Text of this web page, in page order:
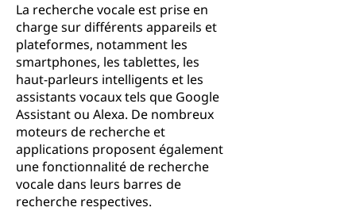
La recherche vocale est prise en
charge sur différents appareils et
plateformes, notamment les
smartphones, les tablettes, les
haut-parleurs intelligents et les
assistants vocaux tels que Google
Assistant ou Alexa. De nombreux
moteurs de recherche et
applications proposent également
une fonctionnalité de recherche
vocale dans leurs barres de
recherche respectives.